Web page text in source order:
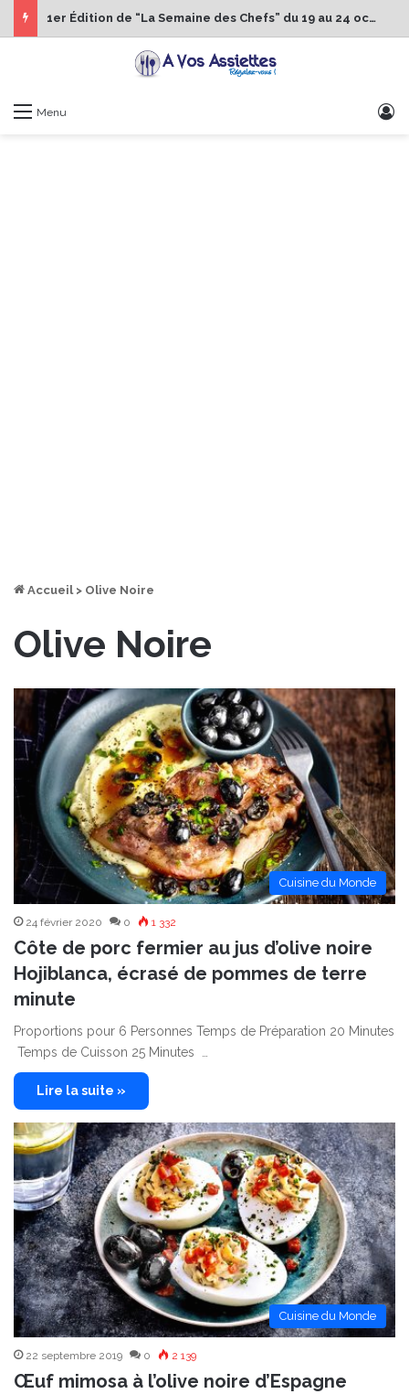
1er Édition de “La Semaine des Chefs” du 19 au 24 octobre 2026
Menu
Accueil > Olive Noire
Olive Noire
Cuisine du Monde
24 février 2020 0 1 332
Côte de porc fermier au jus d’olive noire
Hojiblanca, écrasé de pommes de terre
minute
Proportions pour 6 Personnes Temps de Préparation 20 Minutes
Temps de Cuisson 25 Minutes …
Lire la suite »
Cuisine du Monde
22 septembre 2019 0 2 139
Œuf mimosa à l’olive noire d’Espagne